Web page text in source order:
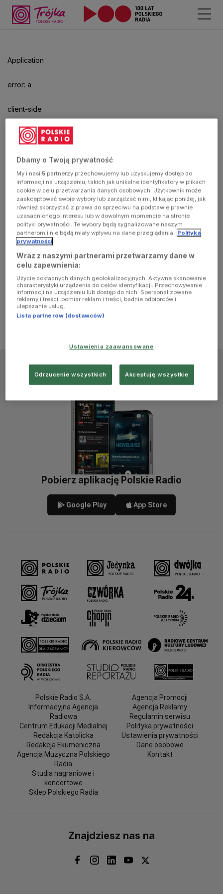
Application
error: a
client-side
exception
has
occurred
(see the
browser
console for
more
information)
Pobierz aplikację Polskie Radio
Google Play App Store
Polskie Radio S.A.
Informacyjna Agencja
Radiowa
Centrum Edukacji Medialnej
Redakcja Katolicka
Redakcja Ekumeniczna
Agencja Muzyczna Polskiego
Radia
Studia nagraniowe i
koncertowe
Sklep Polskiego Radia
Agencja Promocji
Agencja Reklamy
Regulamin serwisu
Polityka prywatności
Ustawienia prywatności
Dane osobowe
Kontakt
Znajdziesz nas na
Dbamy o Twoją prywatność
My i nasi5 partnerzy przechowujemy lub uzyskujemy dostęp do
informacji na urządzeniu, takich jak unikalne identyfikatory w plikach
cookie w celu przetwarzania danych osobowych. Użytkownik może
zaakceptować swoje wybory lub zarządzać nimi, klikając poniżej, jak
również skorzystać z prawa do sprzeciwu na podstawie prawnie
uzasadnionego interesu lub w dowolnym momencie na stronie
polityki prywatności. Te wybory będą sygnalizowane naszym
partnerom i nie będą miały wpływu na dane przeglądania. Polityka
prywatności
Wraz z naszymi partnerami przetwarzamy dane w
celu zapewnienia:
Użycie dokładnych danych geolokalizacyjnych. Aktywne skanowanie
charakterystyki urządzenia do celów identyfikacji. Przechowywanie
informacji na urządzeniu lub dostęp do nich. Spersonalizowane
reklamy i treści, pomiar reklam i treści, badnie odbiorców i
ulepszanie usług.
Lista partnerów (dostawców)
Ustawienia zaawansowane
Odrzucenie wszystkich Akceptuję wszystkie